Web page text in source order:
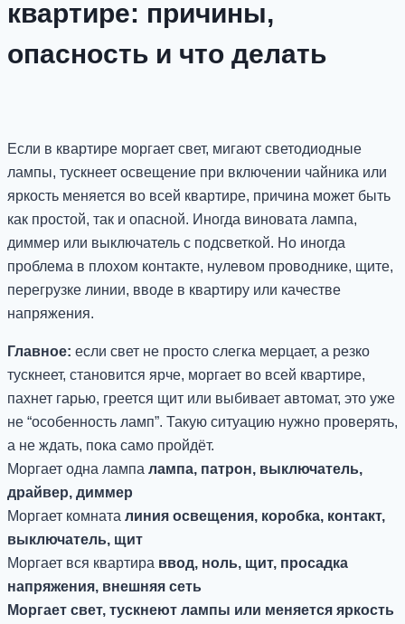
квартире: причины,
опасность и что делать
Если в квартире моргает свет, мигают светодиодные
лампы, тускнеет освещение при включении чайника или
яркость меняется во всей квартире, причина может быть
как простой, так и опасной. Иногда виновата лампа,
диммер или выключатель с подсветкой. Но иногда
проблема в плохом контакте, нулевом проводнике, щите,
перегрузке линии, вводе в квартиру или качестве
напряжения.
Главное: если свет не просто слегка мерцает, а резко
тускнеет, становится ярче, моргает во всей квартире,
пахнет гарью, греется щит или выбивает автомат, это уже
не “особенность ламп”. Такую ситуацию нужно проверять,
а не ждать, пока само пройдёт.
Моргает одна лампа лампа, патрон, выключатель,
драйвер, диммер
Моргает комната линия освещения, коробка, контакт,
выключатель, щит
Моргает вся квартира ввод, ноль, щит, просадка
напряжения, внешняя сеть
Моргает свет, тускнеют лампы или меняется яркость